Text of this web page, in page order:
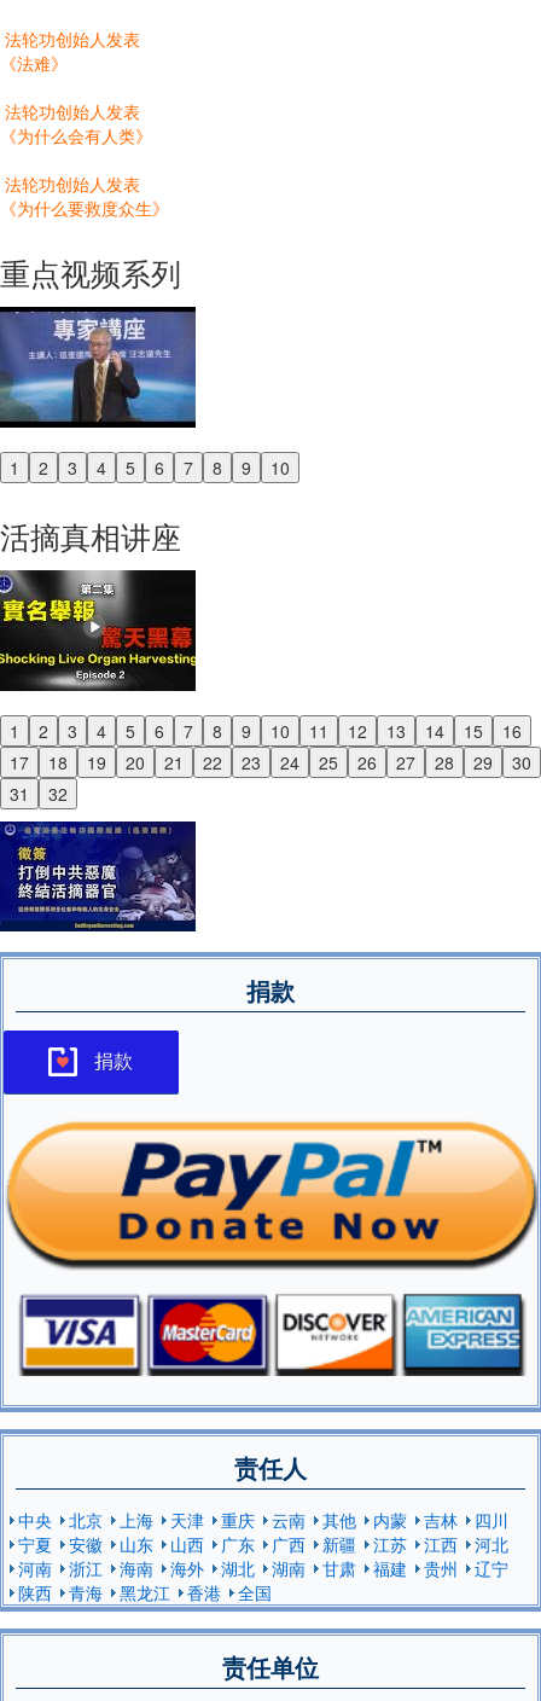
法轮功创始人发表
《法难》
法轮功创始人发表
《为什么会有人类》
法轮功创始人发表
《为什么要救度众生》
重点视频系列
1 2 3 4 5 6 7 8 9 10
Previous
活摘真相讲座
1 2 3 4 5 6 7 8 9 10 11 12 13 14 15
16
17
18 19 20 21 22 23 24 25 26 27 28 29
30
31
32
Previous
Next
捐款
捐款
责任人
中央 北京 上海 天津 重庆 云南 其他 内蒙 吉林
四川
宁夏
安徽 山东 山西 广东 广西 新疆 江苏 江西
河北
河南
浙江 海南 海外 湖北 湖南 甘肃 福建 贵州
辽宁
陕西
青海 黑龙江 香港 全国
责任单位